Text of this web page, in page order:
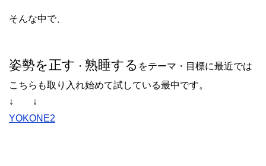
そんな中で、
姿勢を正す ・ 熟睡する をテーマ・目標に最近では
こちらも取り入れ始めて試している最中です。
↓ ↓
YOKONE2